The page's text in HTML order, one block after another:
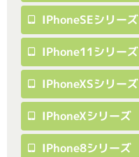
IPhoneSEシリーズ
IPhone11シリーズ
IPhoneXSシリーズ
IPhoneXシリーズ
IPhone8シリーズ